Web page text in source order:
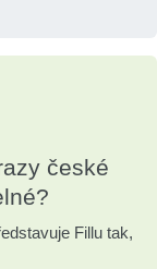
české
Fillu tak,